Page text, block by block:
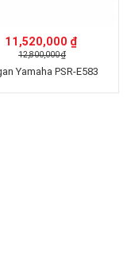
11,520,000 ₫
12,800,000 ₫
Yamaha PSR-E583